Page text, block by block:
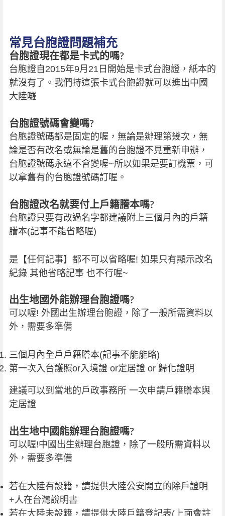
常見台胞證問題補充
台胞證現在都是卡式的嗎?
台胞證自2015年9月21日開始是卡式台胞證，紙本的
就沒有了。我們持這張卡式台胞證就可以進出中國
大陸囉
台胞證號碼會變嗎?
台胞證號碼都是固定的喔，無論是辦理第幾次，無
論是否有改名或無論是舊的台胞證不見重新申辦，
台胞證號碼永遠不會變喔~所以如果是要訂機票，可
以拿舊有的台胞證號碼訂喔。
台胞證改名就要付上戶籍謄本嗎?
台胞證只要有改過名字都建議附上三個月內的戶籍
謄本(記事不能省略喔)
是【任何記事】都不可以省略喔! 如果只有顯示改名
紀錄 其他省略記事 也不行喔~
出生地國外能辦理台胞證嗎?
可以喔! 外國出生辦理台胞證，除了一般所需資料以
外，需要多準備
三個月內全戶戶籍謄本(記事不能能略)
第一次入台護照or入境證 or定居證 or 歸化證明
建議可以到當地的戶政事務所 一次申請戶籍謄本與
定居證
出生地中國能辦理台胞證嗎?
可以喔!中國出生辦理台胞證，除了一般所需資料以
外，需要多準備
若在大陸有設籍，請提供大陸公安開立的除戶證明
+人在台灣說明書
若在大陸未設籍，請提供大陸戶籍登記表(上面會註